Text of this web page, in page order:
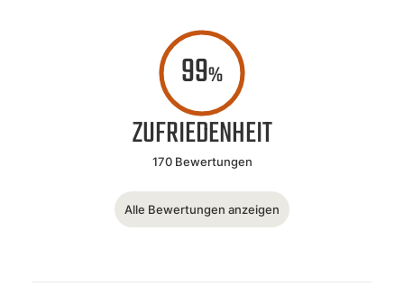
99%
ZUFRIEDENHEIT
170 Bewertungen
Alle Bewertungen anzeigen